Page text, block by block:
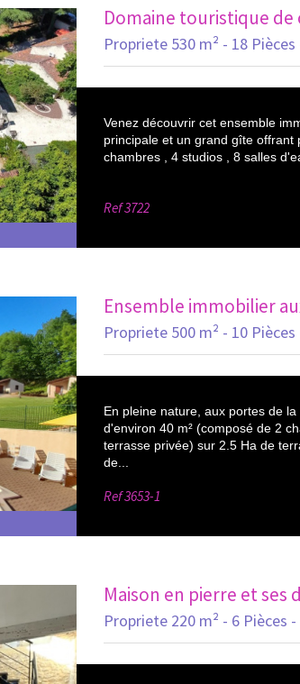
Domaine touristique de
Propriete 530 m² - 18
Venez découvrir cet ensemble
principale et un grand gîte offrant
chambres , 4 studios , 8 salles
Ref3722
Ensemble immobilier
Propriete 500 m² - 10 Pièces
En pleine nature, aux portes de
d'environ 40 m² (composé de 2
terrasse privée) sur 2.5 Ha de
de...
Ref3653-1
Maison en pierre et ses
Propriete 220 m² - 6 Pièces